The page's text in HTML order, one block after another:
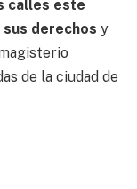
calles este
derechos y
de la ciudad de